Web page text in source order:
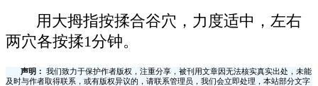
用大拇指按揉合谷穴，力度适中，左右
两穴各按揉1分钟。
声明：
我们致力于保护作者版权，注重分享，被刊用文章因无法核实真实出处，未能
及时与作者取得联系，或有版权异议的，请联系管理员，我们会立即处理，本站部分文字